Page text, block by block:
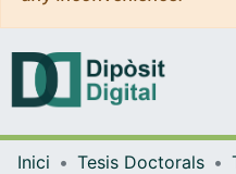
Inici Tesis Doctorals